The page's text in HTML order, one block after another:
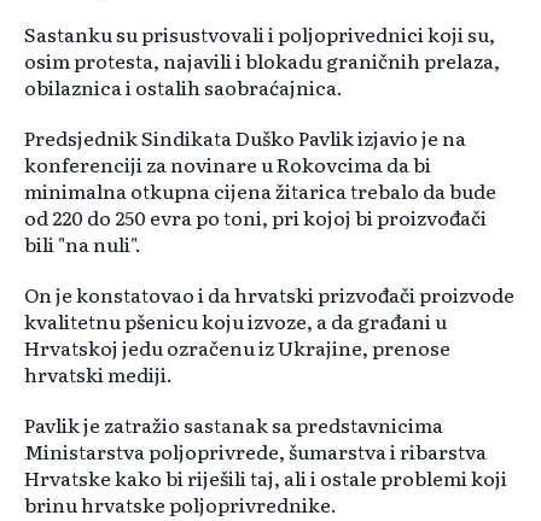
Sastanku su prisustvovali i poljoprivednici koji su,
osim protesta, najavili i blokadu graničnih prelaza,
obilaznica i ostalih saobraćajnica.
Predsjednik Sindikata Duško Pavlik izjavio je na
konferenciji za novinare u Rokovcima da bi
minimalna otkupna cijena žitarica trebalo da bude
od 220 do 250 evra po toni, pri kojoj bi proizvođači
bili "na nuli".
On je konstatovao i da hrvatski prizvođači proizvode
kvalitetnu pšenicu koju izvoze, a da građani u
Hrvatskoj jedu ozračenu iz Ukrajine, prenose
hrvatski mediji.
Pavlik je zatražio sastanak sa predstavnicima
Ministarstva poljoprivrede, šumarstva i ribarstva
Hrvatske kako bi riješili taj, ali i ostale problemi koji
brinu hrvatske poljoprivrednike.